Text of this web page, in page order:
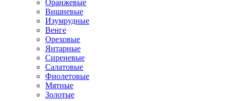
Оранжевые
Вишневые
Изумрудные
Венге
Ореховые
Янтарные
Сиреневые
Салатовые
Фиолетовые
Мятные
Золотые